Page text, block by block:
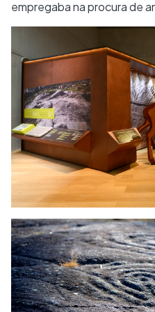
empregaba na procura de